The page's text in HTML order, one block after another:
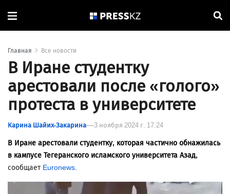
Главная Все новости
В Иране студентку
арестовали после «голого»
протеста в университете
Карина Шайих-Закарина 3 ноября 2024 г. 17:24
В Иране арестовали студентку, которая частично обнажилась
в кампусе Тегеранского исламского университета Азад,
сообщает Euronews.